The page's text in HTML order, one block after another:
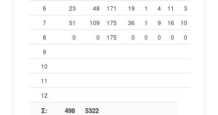
6
23 48 171 19 1 4 11
3
7
51 109 175 36 1 9 16
10
8
0 0 175 0 0 0 0
0
9
10
11
12
Σ: 498 5322